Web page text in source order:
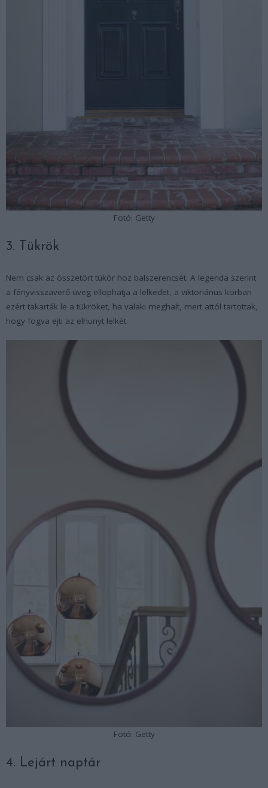
Fotó: Getty
3. Tükrök
Nem csak az összetört tükör hoz balszerencsét. A legenda szerint
a fényvisszaverő üveg ellophatja a lelkedet, a viktoriánus korban
ezért takarták le a tükröket, ha valaki meghalt, mert attól tartottak,
hogy fogva ejti az elhunyt lelkét.
Fotó: Getty
4. Lejárt naptár